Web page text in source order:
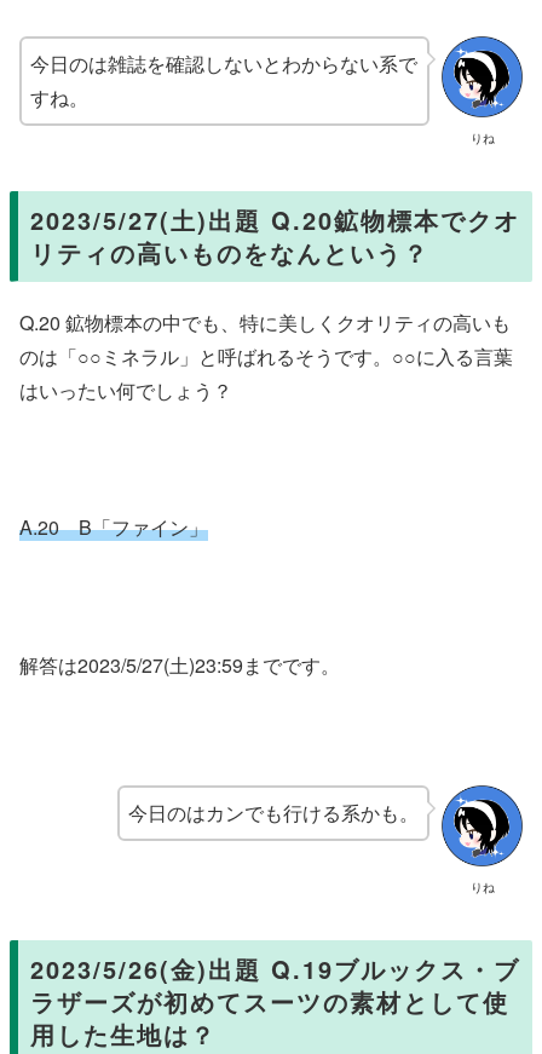
りね
今日のは雑誌を確認しないとわからない系で
すね。
2023/5/27(土)出題 Q.20鉱物標本でクオ
リティの高いものをなんという？
Q.20 鉱物標本の中でも、特に美しくクオリティの高いも
のは「○○ミネラル」と呼ばれるそうです。○○に入る言葉
はいったい何でしょう？
A.20 B「ファイン」
解答は2023/5/27(土)23:59までです。
りね
今日のはカンでも行ける系かも。
2023/5/26(金)出題 Q.19ブルックス・ブ
ラザーズが初めてスーツの素材として使
用した生地は？